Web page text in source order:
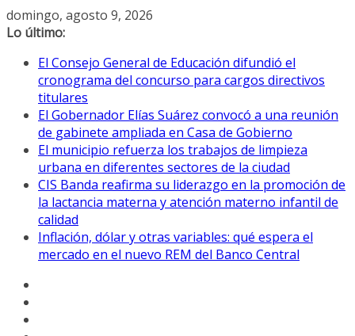
Saltar
al
domingo, agosto 9, 2026
Lo último:
El Consejo General de Educación difundió el
cronograma del concurso para cargos directivos
titulares
El Gobernador Elías Suárez convocó a una reunión
de gabinete ampliada en Casa de Gobierno
El municipio refuerza los trabajos de limpieza
urbana en diferentes sectores de la ciudad
CIS Banda reafirma su liderazgo en la promoción de
la lactancia materna y atención materno infantil de
calidad
Inflación, dólar y otras variables: qué espera el
mercado en el nuevo REM del Banco Central